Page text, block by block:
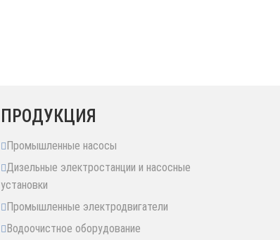
ПРОДУКЦИЯ
Промышленные насосы
Дизельные электростанции и насосные
установки
Промышленные электродвигатели
Водоочистное оборудование